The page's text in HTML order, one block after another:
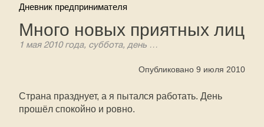
Дневник предпринимателя
Много новых приятных лиц
1 мая 2010 года, суббота, день …
Опубликовано 9 июля 2010
Страна празднует, а я пытался работать. День
прошёл спокойно и ровно.